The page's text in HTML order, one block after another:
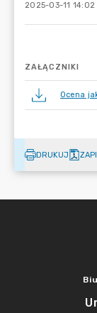
2025-03-11 14:02
ZAŁĄCZNIKI
Ocena
DRUKUJ